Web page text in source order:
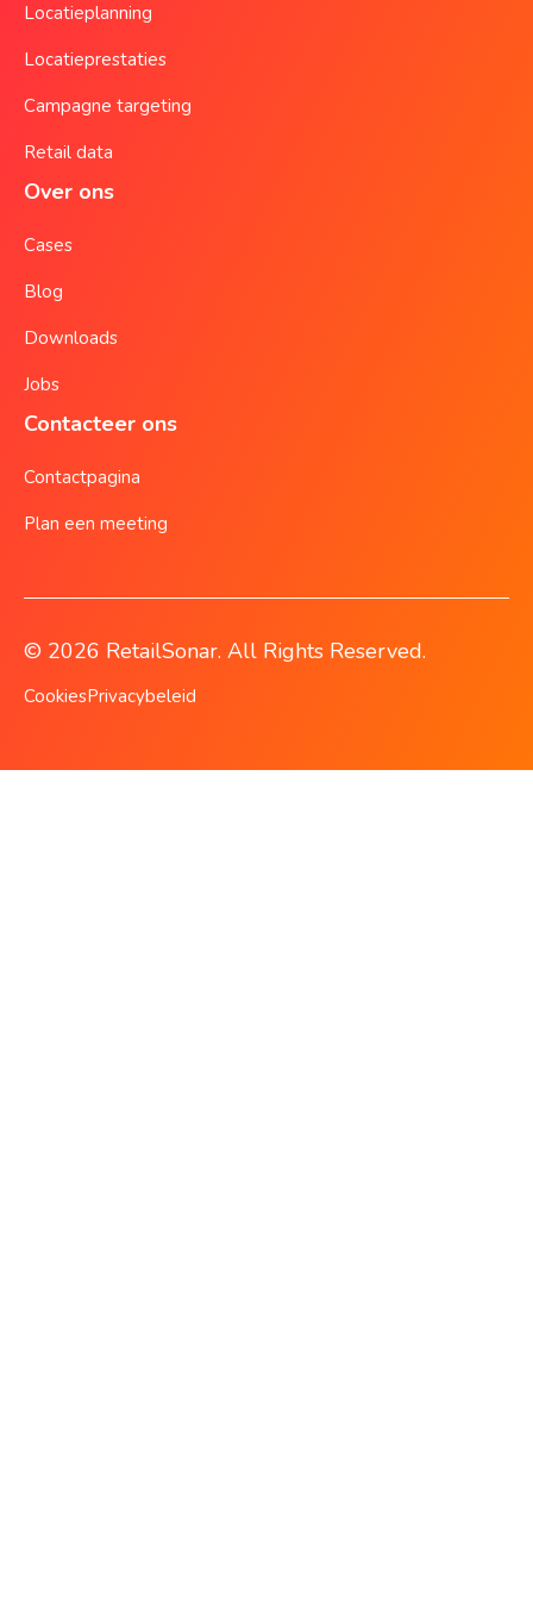
Locatieplanning
Locatieprestaties
Campagne targeting
Retail data
Over ons
Cases
Blog
Downloads
Jobs
Contacteer ons
Contactpagina
Plan een meeting
© 2026 RetailSonar. All Rights Reserved.
CookiesPrivacybeleid